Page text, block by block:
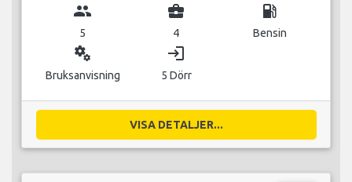
group
5
business_center
4
local_gas_station
Bensin
miscellaneous_services
Bruksanvisning
login
5 Dörr
VISA DETALJER...